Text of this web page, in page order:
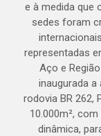
e à medida que
sedes foram
representadas
Aço e
inaugurada a
rodovia BR 262,
10.000m²,
dinâmica,